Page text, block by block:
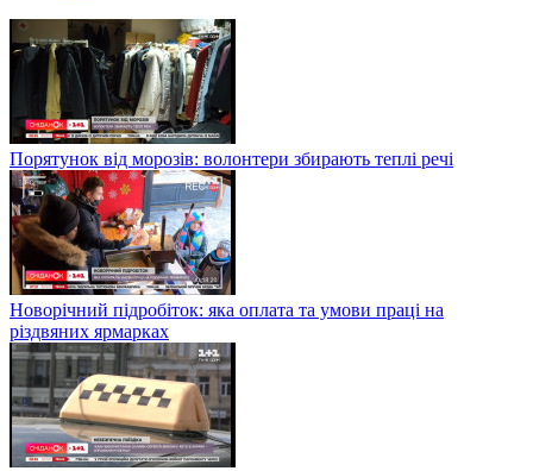
Порятунок від морозів: волонтери збирають теплі речі
Новорічний підробіток: яка оплата та умови праці на
різдвяних ярмарках